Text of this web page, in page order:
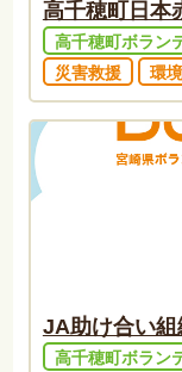
高千穂町日本
高千穂町ボラン
災害救援
環
JA助け合い
高千穂町ボラン